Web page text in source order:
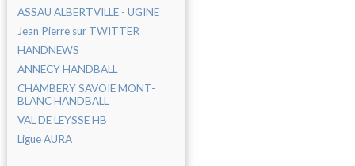
ASSAU ALBERTVILLE - UGINE
Jean Pierre sur TWITTER
HANDNEWS
ANNECY HANDBALL
CHAMBERY SAVOIE MONT-
BLANC HANDBALL
VAL DE LEYSSE HB
Ligue AURA